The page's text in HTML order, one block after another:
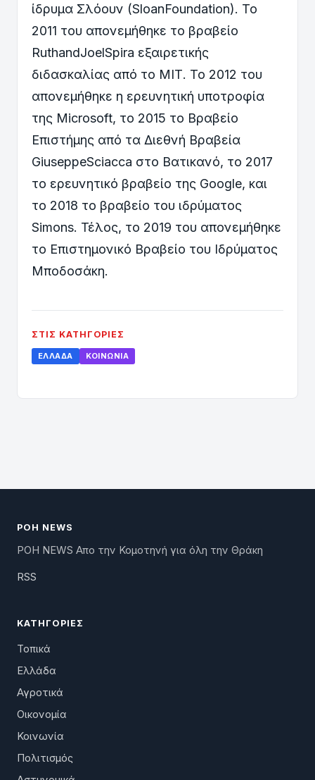
ίδρυμα Σλόουν (SloanFoundation). Το
2011 του απονεμήθηκε το βραβείο
RuthandJoelSpira εξαιρετικής
διδασκαλίας από το ΜΙΤ. Το 2012 του
απονεμήθηκε η ερευνητική υποτροφία
της Microsoft, το 2015 το Βραβείο
Επιστήμης από τα Διεθνή Βραβεία
GiuseppeSciacca στο Βατικανό, το 2017
το ερευνητικό βραβείο της Google, και
το 2018 το βραβείο του ιδρύματος
Simons. Τέλος, το 2019 του απονεμήθηκε
το Επιστημονικό Βραβείο του Ιδρύματος
Μποδοσάκη.
ΣΤΙΣ ΚΑΤΗΓΟΡΊΕΣ
ΕΛΛΆΔΑ ΚΟΙΝΩΝΊΑ
ΡΟΗ NEWS
ΡΟΗ NEWS Απο την Κομοτηνή για όλη την Θράκη
RSS
ΚΑΤΗΓΟΡΊΕΣ
Τοπικά
Ελλάδα
Αγροτικά
Οικονομία
Κοινωνία
Πολιτισμός